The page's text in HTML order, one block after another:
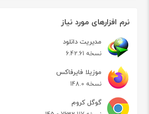
نرم افزارهای مورد نیاز
مدیریت دانلود
نسخه 6.42.61
موزیلا فایرفاکس
نسخه 148.0
گوگل کروم